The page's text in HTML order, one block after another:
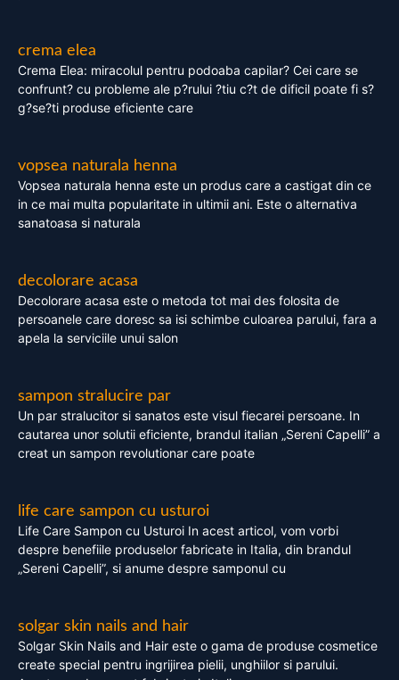
crema elea
Crema Elea: miracolul pentru podoaba capilar? Cei care se
confrunt? cu probleme ale p?rului ?tiu c?t de dificil poate fi s?
g?se?ti produse eficiente care
vopsea naturala henna
Vopsea naturala henna este un produs care a castigat din ce
in ce mai multa popularitate in ultimii ani. Este o alternativa
sanatoasa si naturala
decolorare acasa
Decolorare acasa este o metoda tot mai des folosita de
persoanele care doresc sa isi schimbe culoarea parului, fara a
apela la serviciile unui salon
sampon stralucire par
Un par stralucitor si sanatos este visul fiecarei persoane. In
cautarea unor solutii eficiente, brandul italian „Sereni Capelli” a
creat un sampon revolutionar care poate
life care sampon cu usturoi
Life Care Sampon cu Usturoi In acest articol, vom vorbi
despre benefiile produselor fabricate in Italia, din brandul
„Sereni Capelli”, si anume despre samponul cu
solgar skin nails and hair
Solgar Skin Nails and Hair este o gama de produse cosmetice
create special pentru ingrijirea pielii, unghiilor si parului.